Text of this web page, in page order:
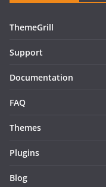
ThemeGrill
Support
Documentation
FAQ
Themes
Plugins
Blog